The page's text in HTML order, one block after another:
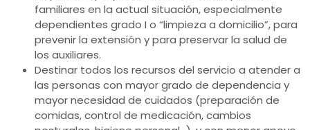
familiares en la actual situación, especialmente
dependientes grado I o “limpieza a domicilio”, para
prevenir la extensión y para preservar la salud de
los auxiliares.
Destinar todos los recursos del servicio a atender a
las personas con mayor grado de dependencia y
mayor necesidad de cuidados (preparación de
comidas, control de medicación, cambios